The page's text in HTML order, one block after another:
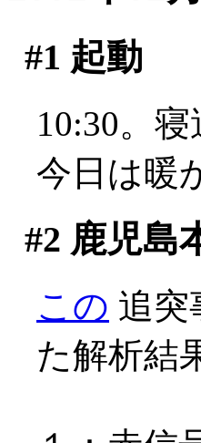
#1 起動
10:30。
今日は暖
#2 鹿児島
この 追突
た解析結